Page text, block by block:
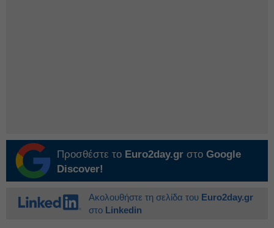
Προσθέστε το Euro2day.gr στο Google
Discover!
Ακολουθήστε τη σελίδα του Euro2day.gr
στο Linkedin